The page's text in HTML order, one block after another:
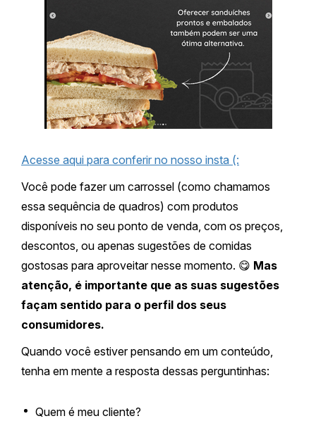
Acesse aqui para conferir no nosso insta (:
Você pode fazer um carrossel (como chamamos
essa sequência de quadros) com produtos
disponíveis no seu ponto de venda, com os preços,
descontos, ou apenas sugestões de comidas
gostosas para aproveitar nesse momento. 😋 Mas
atenção, é importante que as suas sugestões
façam sentido para o perfil dos seus
consumidores.
Quando você estiver pensando em um conteúdo,
tenha em mente a resposta dessas perguntinhas:
Quem é meu cliente?